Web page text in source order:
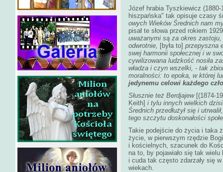
Józef hrabia Tyszkiewicz (1880-
hiszpańska" tak opisuje czasy
owych Wieków Średnich nam
pisał te słowa przed rokiem
uważanymi są za okres zastoju,
odwrotnie, [była to] przepyszna
swej harmonii społecznej i w
cywilizowana ludzkość nosiła
władza i czyn wszelki, - tak
moralności: to epoka, w której
jedynemu celowi każdego
Słusznie też Berdjajew [(1874-
Keith] i tylu innych wielkich
Średnich przedłużył się i
tego szczytu doskonałości
Takie podejście do życia i taka
życie, w pierwszym rzędzie
i kościelnych, szacunek do
na to, by pojawiało się tak
i cuda tak często zdarzały się
wiekach.